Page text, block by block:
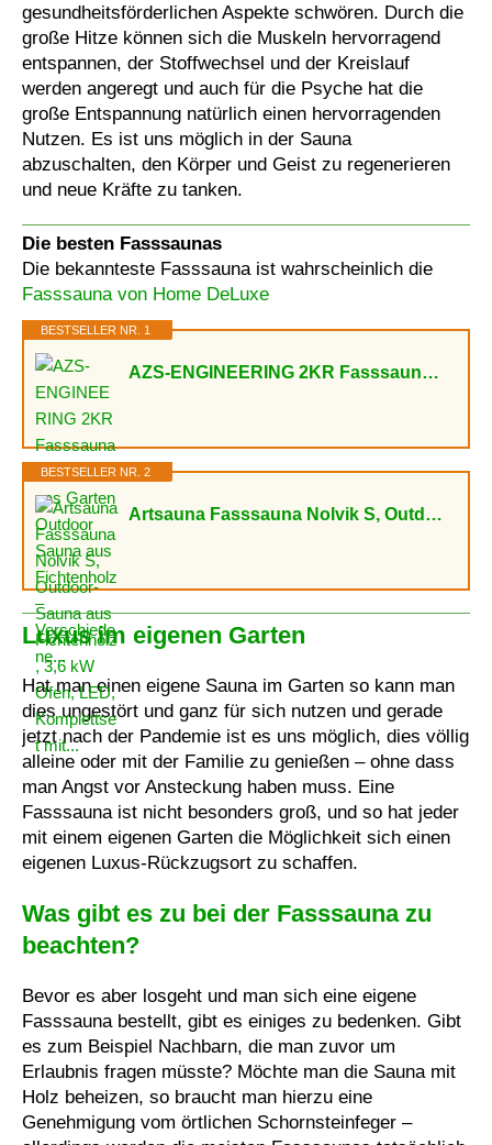
gesundheitsförderlichen Aspekte schwören. Durch die
große Hitze können sich die Muskeln hervorragend
entspannen, der Stoffwechsel und der Kreislauf
werden angeregt und auch für die Psyche hat die
große Entspannung natürlich einen hervorragenden
Nutzen. Es ist uns möglich in der Sauna
abzuschalten, den Körper und Geist zu regenerieren
und neue Kräfte zu tanken.
Die besten Fasssaunas
Die bekannteste Fasssauna ist wahrscheinlich die
Fasssauna von Home DeLuxe
BESTSELLER NR. 1
AZS-ENGINEERING 2KR Fasssauna Gartensaunas Garten Outdoor Sauna aus Fichtenholz – Verschiedene...
BESTSELLER NR. 2
Artsauna Fasssauna Nolvik S, Outdoor-Sauna aus Fichtenholz, 3,6 kW Ofen, LED, Komplettset mit...
Luxus im eigenen Garten
Hat man einen eigene Sauna im Garten so kann man
dies ungestört und ganz für sich nutzen und gerade
jetzt nach der Pandemie ist es uns möglich, dies völlig
alleine oder mit der Familie zu genießen – ohne dass
man Angst vor Ansteckung haben muss. Eine
Fasssauna ist nicht besonders groß, und so hat jeder
mit einem eigenen Garten die Möglichkeit sich einen
eigenen Luxus-Rückzugsort zu schaffen.
Was gibt es zu bei der Fasssauna zu
beachten?
Bevor es aber losgeht und man sich eine eigene
Fasssauna bestellt, gibt es einiges zu bedenken. Gibt
es zum Beispiel Nachbarn, die man zuvor um
Erlaubnis fragen müsste? Möchte man die Sauna mit
Holz beheizen, so braucht man hierzu eine
Genehmigung vom örtlichen Schornsteinfeger –